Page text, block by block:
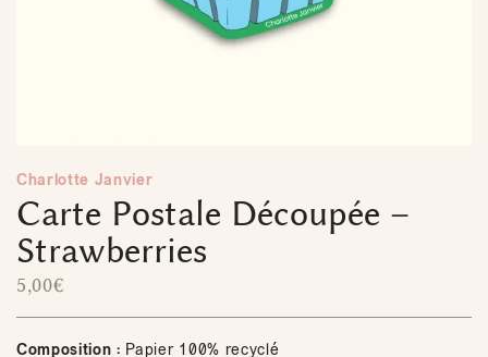
Charlotte Janvier
Carte Postale Découpée –
Strawberries
5,00€
Composition : Papier 100% recyclé